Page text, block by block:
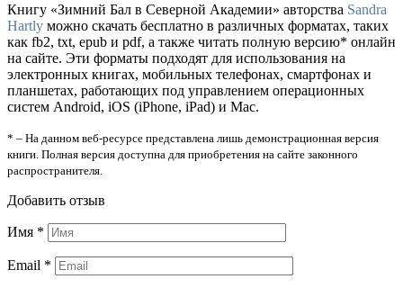
Книгу «Зимний Бал в Северной Академии» авторства Sandra
Hartly можно скачать бесплатно в различных форматах, таких
как fb2, txt, epub и pdf, а также читать полную версию* онлайн
на сайте. Эти форматы подходят для использования на
электронных книгах, мобильных телефонах, смартфонах и
планшетах, работающих под управлением операционных
систем Android, iOS (iPhone, iPad) и Mac.
* – На данном веб-ресурсе представлена лишь демонстрационная версия
книги. Полная версия доступна для приобретения на сайте законного
распространителя.
Добавить отзыв
Имя *
Email *